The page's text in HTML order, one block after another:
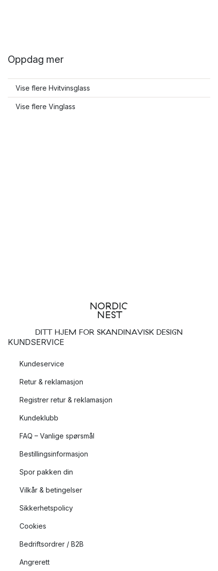
Oppdag mer
Vise flere Hvitvinsglass
Vise flere Vinglass
DITT HJEM FOR SKANDINAVISK DESIGN
KUNDSERVICE
Kundeservice
Retur & reklamasjon
Registrer retur & reklamasjon
Kundeklubb
FAQ – Vanlige spørsmål
Bestillingsinformasjon
Spor pakken din
Vilkår & betingelser
Sikkerhetspolicy
Cookies
Bedriftsordrer / B2B
Angrerett